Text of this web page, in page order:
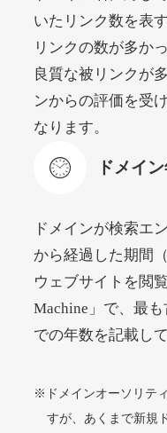
beamie.jp
ジャンルエンター
DA 52 外部リンク数
4,200円
DA52
いたリンク数を表
リンクの数が多か
良質な被リンクが
ンからの評価を受
なります。
ドメイ
ドメインが検索エ
から経過した期間
ウェブサイトを閲
Machine」で、最
での年数を記載し
※ドメインオーソリテ
すが、あくまで新規